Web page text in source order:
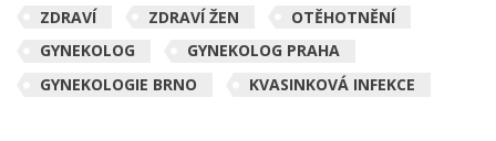
ZDRAVÍ
ZDRAVÍ ŽEN
OTĚHOTNĚNÍ
GYNEKOLOG
GYNEKOLOG PRAHA
GYNEKOLOGIE BRNO
KVASINKOVÁ INFEKCE